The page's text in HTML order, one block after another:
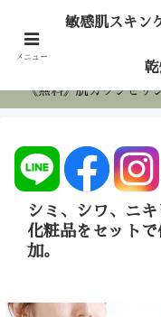
肌専門化粧品
《無料》肌カウンセリ
シミ、シワ、ニ
化粧品をセット
加。
メニュー
敏感肌スキン